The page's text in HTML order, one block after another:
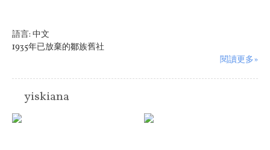
語言: 中文
1935年已放棄的鄒族舊社
閱讀更多»
yiskiana